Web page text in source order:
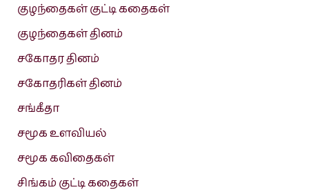
குழந்தைகள் குட்டி கதைகள்
குழந்தைகள் தினம்
சகோதர தினம்
சகோதரிகள் தினம்
சங்கீதா
சமூக உளவியல்
சமூக கவிதைகள்
சிங்கம் குட்டி கதைகள்